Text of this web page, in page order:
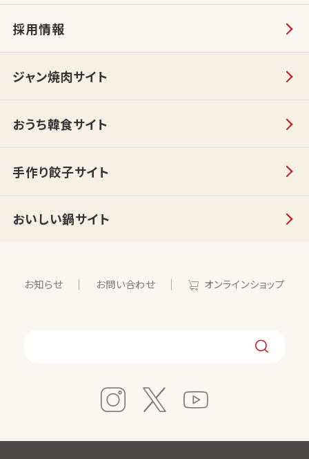
採用情報
ジャン焼肉サイト
おうち韓食サイト
手作り餃子サイト
おいしい鍋サイト
お知らせ お問い合わせ オンラインショップ